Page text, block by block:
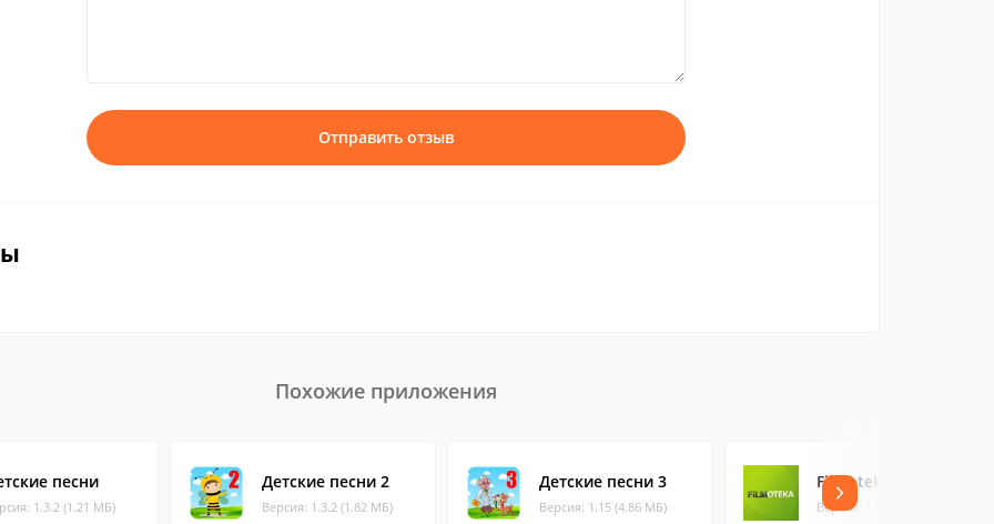
Отправить отзыв
Похожие приложения
песни
1.3.2 (1.21 МБ)
Детские песни 2
Версия: 1.3.2 (1.82 МБ)
Детские песни 3
Версия: 1.15 (4.86 МБ)
Filmoteka
Версия: 1.5 (0.9 МБ)